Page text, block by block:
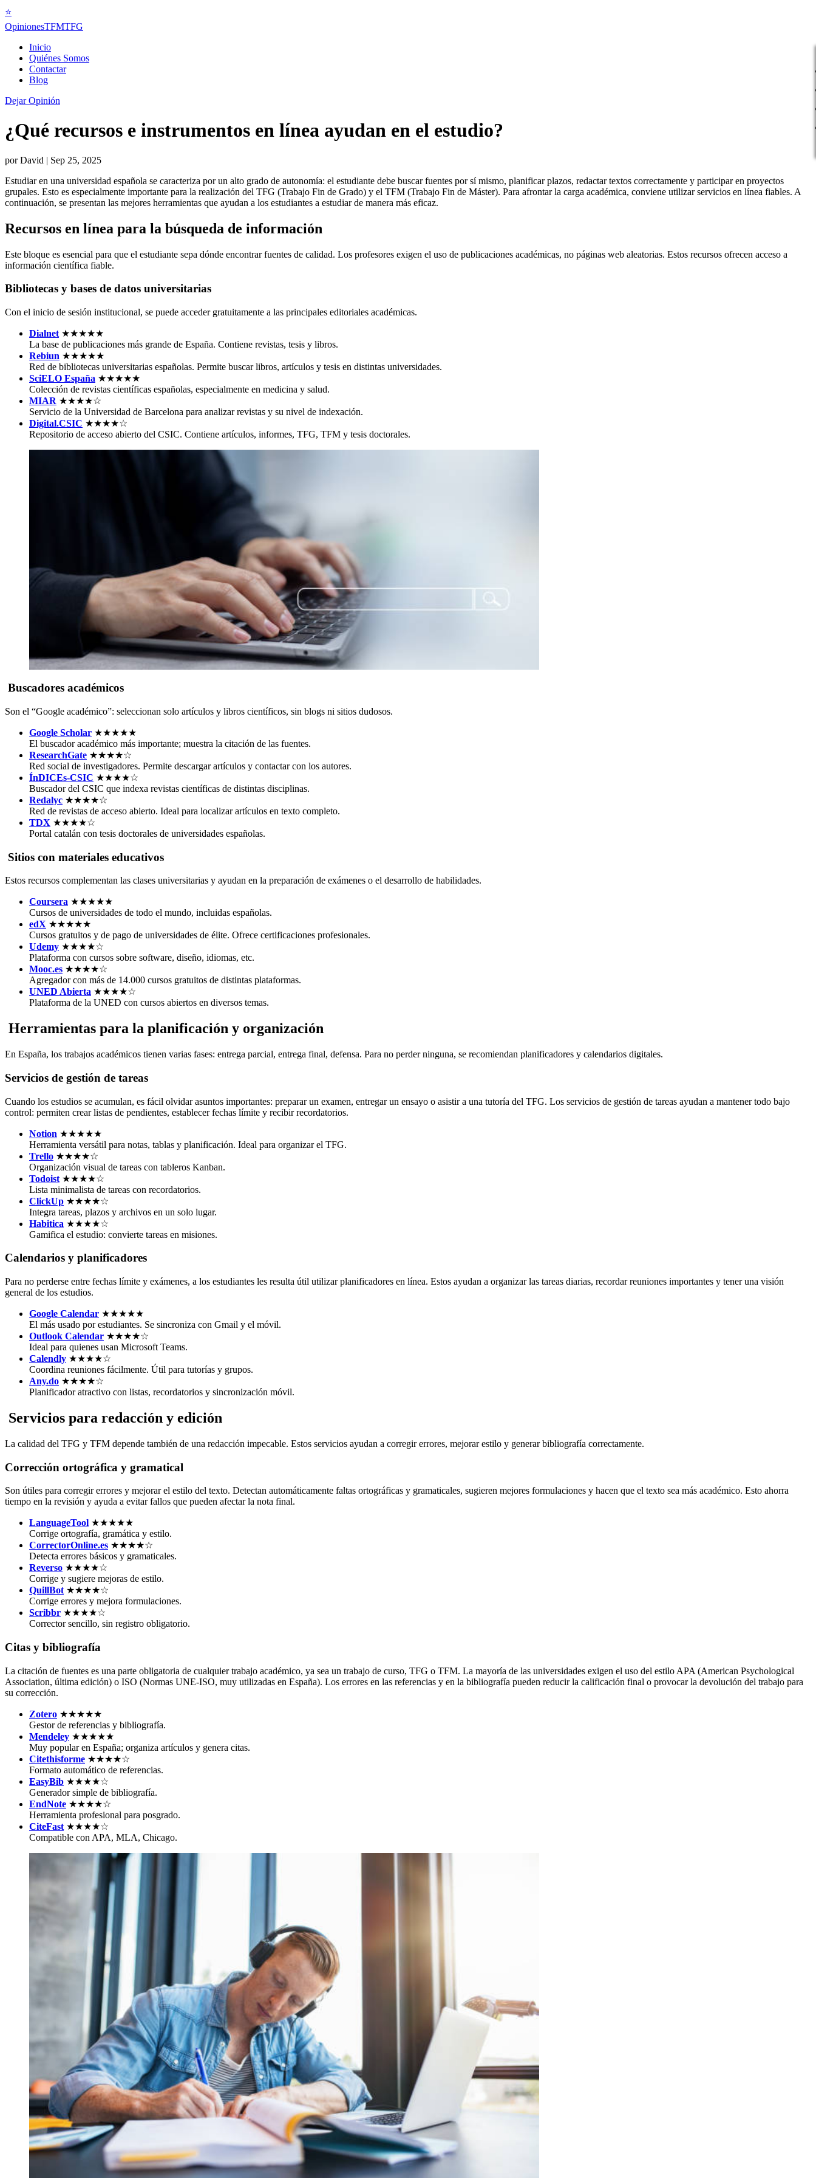
⭐
OpinionesTFMTFG
Inicio
Quiénes Somos
Contactar
Blog
Dejar Opinión
¿Qué recursos e instrumentos en línea ayudan en el estudio?
porDavid | Sep 25, 2025
Estudiar en una universidad española se caracteriza por un alto grado de autonomía: el estudiante debe buscar fuentes por sí mismo, planificar plazos, redactar textos correctamente y participar en proyectos
grupales. Esto es especialmente importante para la realización del TFG (Trabajo Fin de Grado) y el TFM (Trabajo Fin de Máster). Para afrontar la carga académica, conviene utilizar servicios en línea fiables. A
continuación, se presentan las mejores herramientas que ayudan a los estudiantes a estudiar de manera más eficaz.
Recursos en línea para la búsqueda de información
Este bloque es esencial para que el estudiante sepa dónde encontrar fuentes de calidad. Los profesores exigen el uso de publicaciones académicas, no páginas web aleatorias. Estos recursos ofrecen acceso a
información científica fiable.
Bibliotecas y bases de datos universitarias
Con el inicio de sesión institucional, se puede acceder gratuitamente a las principales editoriales académicas.
Dialnet ★★★★★
La base de publicaciones más grande de España. Contiene revistas, tesis y libros.
Rebiun ★★★★★
Red de bibliotecas universitarias españolas. Permite buscar libros, artículos y tesis en distintas universidades.
SciELO España ★★★★★
Colección de revistas científicas españolas, especialmente en medicina y salud.
MIAR ★★★★☆
Servicio de la Universidad de Barcelona para analizar revistas y su nivel de indexación.
Digital.CSIC ★★★★☆
Repositorio de acceso abierto del CSIC. Contiene artículos, informes, TFG, TFM y tesis doctorales.
Buscadores académicos
Son el “Google académico”: seleccionan solo artículos y libros científicos, sin blogs ni sitios dudosos.
Google Scholar ★★★★★
El buscador académico más importante; muestra la citación de las fuentes.
ResearchGate ★★★★☆
Red social de investigadores. Permite descargar artículos y contactar con los autores.
ÍnDICEs-CSIC ★★★★☆
Buscador del CSIC que indexa revistas científicas de distintas disciplinas.
Redalyc ★★★★☆
Red de revistas de acceso abierto. Ideal para localizar artículos en texto completo.
TDX ★★★★☆
Portal catalán con tesis doctorales de universidades españolas.
Sitios con materiales educativos
Estos recursos complementan las clases universitarias y ayudan en la preparación de exámenes o el desarrollo de habilidades.
Coursera ★★★★★
Cursos de universidades de todo el mundo, incluidas españolas.
edX ★★★★★
Cursos gratuitos y de pago de universidades de élite. Ofrece certificaciones profesionales.
Udemy ★★★★☆
Plataforma con cursos sobre software, diseño, idiomas, etc.
Mooc.es ★★★★☆
Agregador con más de 14.000 cursos gratuitos de distintas plataformas.
UNED Abierta ★★★★☆
Plataforma de la UNED con cursos abiertos en diversos temas.
Herramientas para la planificación y organización
En España, los trabajos académicos tienen varias fases: entrega parcial, entrega final, defensa. Para no perder ninguna, se recomiendan planificadores y calendarios digitales.
Servicios de gestión de tareas
Cuando los estudios se acumulan, es fácil olvidar asuntos importantes: preparar un examen, entregar un ensayo o asistir a una tutoría del TFG. Los servicios de gestión de tareas ayudan a mantener todo bajo
control: permiten crear listas de pendientes, establecer fechas límite y recibir recordatorios.
Notion ★★★★★
Herramienta versátil para notas, tablas y planificación. Ideal para organizar el TFG.
Trello ★★★★☆
Organización visual de tareas con tableros Kanban.
Todoist ★★★★☆
Lista minimalista de tareas con recordatorios.
ClickUp ★★★★☆
Integra tareas, plazos y archivos en un solo lugar.
Habitica ★★★★☆
Gamifica el estudio: convierte tareas en misiones.
Calendarios y planificadores
Para no perderse entre fechas límite y exámenes, a los estudiantes les resulta útil utilizar planificadores en línea. Estos ayudan a organizar las tareas diarias, recordar reuniones importantes y tener una visión
general de los estudios.
Google Calendar ★★★★★
El más usado por estudiantes. Se sincroniza con Gmail y el móvil.
Outlook Calendar ★★★★☆
Ideal para quienes usan Microsoft Teams.
Calendly ★★★★☆
Coordina reuniones fácilmente. Útil para tutorías y grupos.
Any.do ★★★★☆
Planificador atractivo con listas, recordatorios y sincronización móvil.
Servicios para redacción y edición
La calidad del TFG y TFM depende también de una redacción impecable. Estos servicios ayudan a corregir errores, mejorar estilo y generar bibliografía correctamente.
Corrección ortográfica y gramatical
Son útiles para corregir errores y mejorar el estilo del texto. Detectan automáticamente faltas ortográficas y gramaticales, sugieren mejores formulaciones y hacen que el texto sea más académico. Esto ahorra
tiempo en la revisión y ayuda a evitar fallos que pueden afectar la nota final.
LanguageTool ★★★★★
Corrige ortografía, gramática y estilo.
CorrectorOnline.es ★★★★☆
Detecta errores básicos y gramaticales.
Reverso ★★★★☆
Corrige y sugiere mejoras de estilo.
QuillBot ★★★★☆
Corrige errores y mejora formulaciones.
Scribbr ★★★★☆
Corrector sencillo, sin registro obligatorio.
Citas y bibliografía
La citación de fuentes es una parte obligatoria de cualquier trabajo académico, ya sea un trabajo de curso, TFG o TFM. La mayoría de las universidades exigen el uso del estilo APA (American Psychological
Association, última edición) o ISO (Normas UNE-ISO, muy utilizadas en España). Los errores en las referencias y en la bibliografía pueden reducir la calificación final o provocar la devolución del trabajo para
su corrección.
Zotero ★★★★★
Gestor de referencias y bibliografía.
Mendeley ★★★★★
Muy popular en España; organiza artículos y genera citas.
Citethisforme ★★★★☆
Formato automático de referencias.
EasyBib ★★★★☆
Generador simple de bibliografía.
EndNote ★★★★☆
Herramienta profesional para posgrado.
CiteFast ★★★★☆
Compatible con APA, MLA, Chicago.